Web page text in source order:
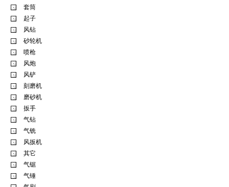
套筒
起子
风钻
砂轮机
喷枪
风炮
风铲
刻磨机
磨砂机
扳手
气钻
气铣
风扳机
其它
气锯
气锤